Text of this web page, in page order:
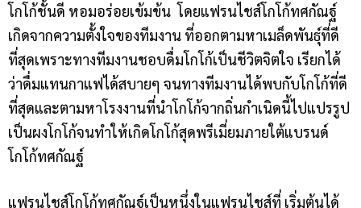
โกโก้ชั้นดี หอมอร่อยเข้มข้น โดยแฟรนไชส์โกโก้ทศกัณฐ์
เกิดจากความตั้งใจของทีมงาน ที่ออกตามหาเมล็ดพันธุ์ที่ดี
ที่สุดเพราะทางทีมงานชอบดื่มโกโก้เป็นชีวิตจิตใจ เรียกได้
ว่าดื่มแทนกาแฟได้สบายๆ จนทางทีมงานได้พบกับโกโก้ที่ดี
ที่สุดและตามหาโรงงานที่นำโกโก้จากถิ่นกำเนิดนี้ไปแปรรูป
เป็นผงโกโก้จนทำให้เกิดโกโก้สุดพรีเมี่ยมภายใต้แบรนด์
โกโก้ทศกัณฐ์
แฟรนไชส์โกโก้ทศกัณฐ์เป็นหนึ่งในแฟรนไชส์ที่ เริ่มต้นได้